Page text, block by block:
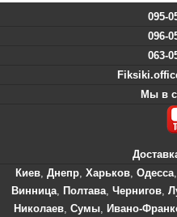
095-
096-
063-
Мы в
Киев, Днепр, Харьков, Одесса,
Винница, Полтава, Чернигов,
Николаев, Сумы, Ивано-